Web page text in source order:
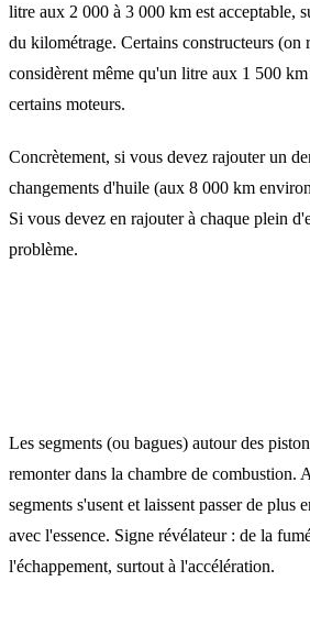
litre aux 2 000 à 3 000 km est acceptable,
du kilométrage. Certains constructeurs
considèrent même qu'un litre aux 1 500
certains moteurs.
Concrètement, si vous devez rajouter un
changements d'huile (aux 8 000 km
Si vous devez en rajouter à chaque plein
problème.
Les segments (ou bagues) autour des
remonter dans la chambre de combustion.
segments s'usent et laissent passer de plus
avec l'essence. Signe révélateur : de la
l'échappement, surtout à l'accélération.